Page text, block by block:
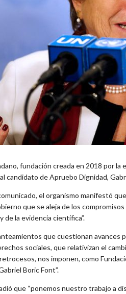
fundación creada en 2018 por
candidato de Apruebo Dignidad,
el organismo manifestó
que se aleja de los
de la evidencia científica”.
que cuestionan avances
sociales, que relativizan el
nos imponen, como
Boric Font”.
que “ponemos nuestro trabajo a